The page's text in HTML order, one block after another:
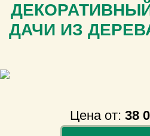
ДАЧИ ИЗ
Цена от: 38